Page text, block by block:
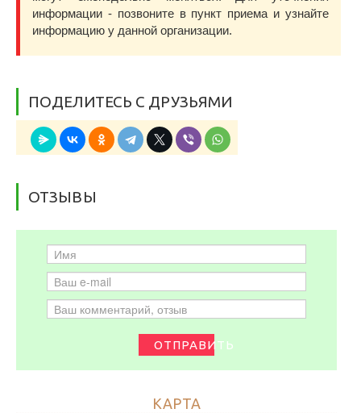
информации - позвоните в пункт приема и узнайте
информацию у данной организации.
ПОДЕЛИТЕСЬ С ДРУЗЬЯМИ
ОТЗЫВЫ
ОТПРАВИТЬ
КАРТА